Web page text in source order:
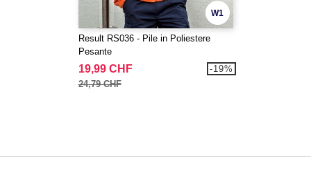
W1
Result RS036 - Pile in Poliestere
Pesante
19,99 CHF
24,79 CHF
-19%